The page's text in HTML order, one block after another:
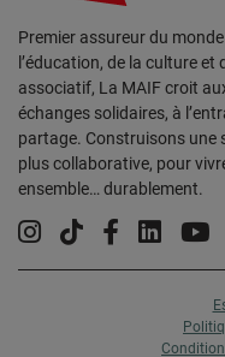
Premier assureur du
l’éducation, de la culture et
associatif, La MAIF croit
échanges solidaires, à
partage. Construisons une
plus collaborative, pour
ensemble… durablement.
Instagram
TiktokFacebook